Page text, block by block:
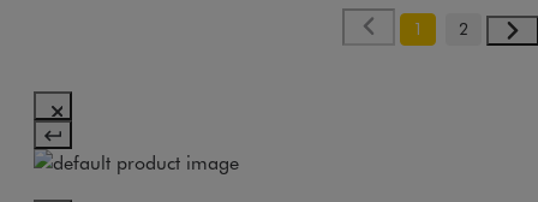
1 2